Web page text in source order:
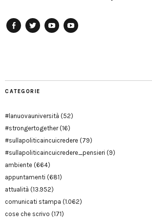
CATEGORIE
#lanuovauniversità (52)
#strongertogether(16)
#sullapoliticaincuicredere (79)
#sullapoliticaincuicredere_pensieri (9)
ambiente (664)
appuntamenti (681)
attualità (13.952)
comunicati stampa (1.062)
cose che scrivo (171)